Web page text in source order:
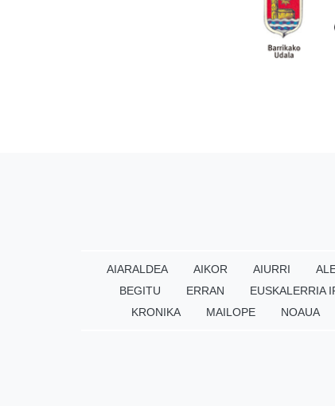
AIARALDEA AIKOR AIURRI
BEGITU
ERRAN EUSKALERRIA
KRONIKA
MAILOPE NOAUA